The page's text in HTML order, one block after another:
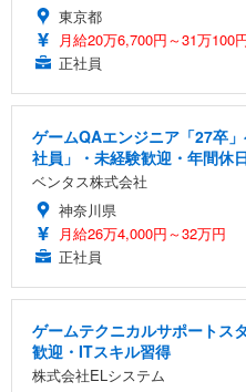
東京都
月給20万6,700円～31万100
正社員
ゲームQAエンジニア「27卒
社員」・未経験歓迎・年間休
ベンタス株式会社
神奈川県
月給26万4,000円～32万円
正社員
ゲームテクニカルサポートス
歓迎・ITスキル習得
株式会社ELシステム